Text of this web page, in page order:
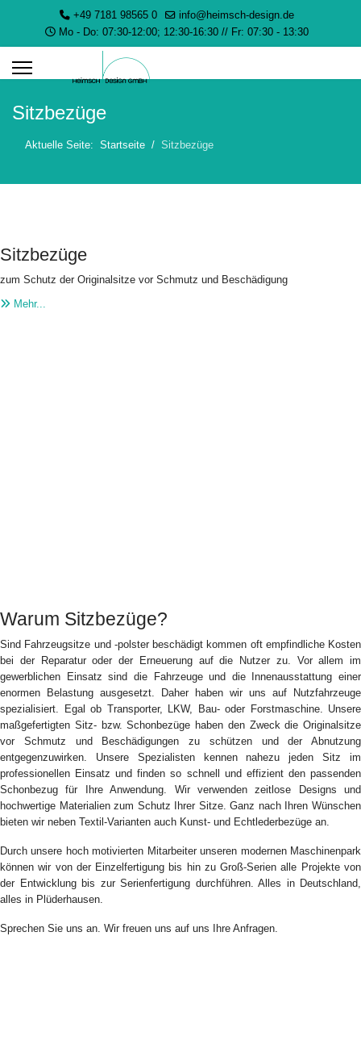
+49 7181 98565 0
info@heimsch-design.de
Mo - Do: 07:30-12:00; 12:30-16:30 // Fr: 07:30 - 13:30
Sitzbezüge
Aktuelle Seite: Startseite Sitzbezüge
Sitzbezüge
zum Schutz der Originalsitze vor Schmutz und Beschädigung
Mehr...
Warum Sitzbezüge?
Sind Fahrzeugsitze und -polster beschädigt kommen oft empfindliche Kosten
bei der Reparatur oder der Erneuerung auf die Nutzer zu. Vor allem im
gewerblichen Einsatz sind die Fahrzeuge und die Innenausstattung einer
enormen Belastung ausgesetzt. Daher haben wir uns auf Nutzfahrzeuge
spezialisiert. Egal ob Transporter, LKW, Bau- oder Forstmaschine. Unsere
maßgefertigten Sitz- bzw. Schonbezüge haben den Zweck die Originalsitze
vor Schmutz und Beschädigungen zu schützen und der Abnutzung
entgegenzuwirken. Unsere Spezialisten kennen nahezu jeden Sitz im
professionellen Einsatz und finden so schnell und effizient den passenden
Schonbezug für Ihre Anwendung. Wir verwenden zeitlose Designs und
hochwertige Materialien zum Schutz Ihrer Sitze. Ganz nach Ihren Wünschen
bieten wir neben Textil-Varianten auch Kunst- und Echtlederbezüge an.
Durch unsere hoch motivierten Mitarbeiter unseren modernen Maschinenpark
können wir von der Einzelfertigung bis hin zu Groß-Serien alle Projekte von
der Entwicklung bis zur Serienfertigung durchführen. Alles in Deutschland,
alles in Plüderhausen.
Sprechen Sie uns an. Wir freuen uns auf uns Ihre Anfragen.